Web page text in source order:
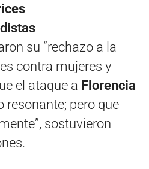
su “rechazo a la
contra mujeres y
el ataque a Florencia
resonante; pero que
sostuvieron